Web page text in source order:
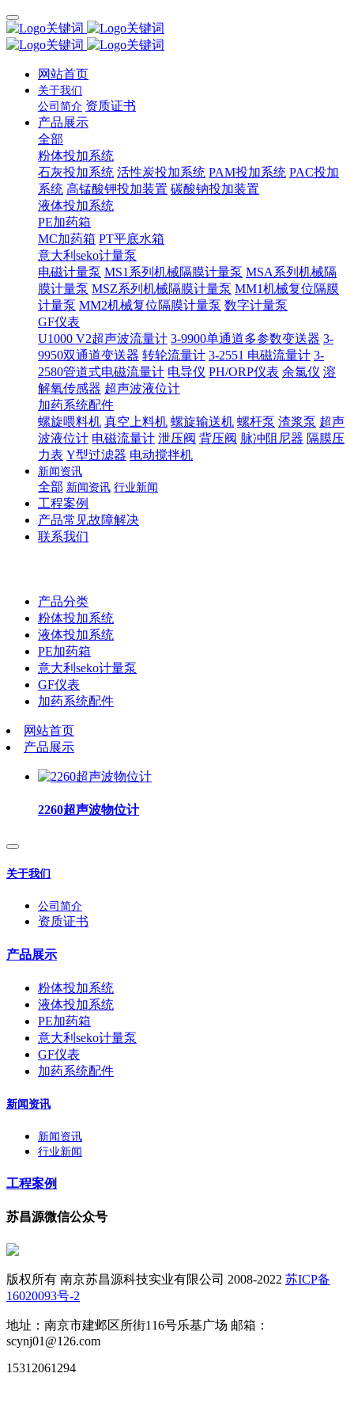
网站首页
关于我们
公司简介 资质证书
产品展示
全部
粉体投加系统
石灰投加系统 活性炭投加系统 PAM投加系统 PAC投加
系统 高锰酸钾投加装置 碳酸钠投加装置
液体投加系统
PE加药箱
MC加药箱 PT平底水箱
意大利seko计量泵
电磁计量泵 MS1系列机械隔膜计量泵 MSA系列机械隔
膜计量泵 MSZ系列机械隔膜计量泵 MM1机械复位隔膜
计量泵 MM2机械复位隔膜计量泵 数字计量泵
GF仪表
U1000 V2超声波流量计 3-9900单通道多参数变送器 3-
9950双通道变送器 转轮流量计 3-2551 电磁流量计 3-
2580管道式电磁流量计 电导仪 PH/ORP仪表 余氯仪 溶
解氧传感器 超声波液位计
加药系统配件
螺旋喂料机 真空上料机 螺旋输送机 螺杆泵 渣浆泵 超声
波液位计 电磁流量计 泄压阀 背压阀 脉冲阻尼器 隔膜压
力表 Y型过滤器 电动搅拌机
新闻资讯
全部 新闻资讯 行业新闻
工程案例
产品常见故障解决
联系我们
产品分类
粉体投加系统
液体投加系统
PE加药箱
意大利seko计量泵
GF仪表
加药系统配件
网站首页
产品展示
2260超声波物位计
关于我们
公司简介
资质证书
产品展示
粉体投加系统
液体投加系统
PE加药箱
意大利seko计量泵
GF仪表
加药系统配件
新闻资讯
新闻资讯
行业新闻
工程案例
苏昌源微信公众号
版权所有 南京苏昌源科技实业有限公司 2008-2022 苏ICP备
16020093号-2
地址：南京市建邺区所街116号乐基广场 邮箱：
scynj01@126.com
15312061294